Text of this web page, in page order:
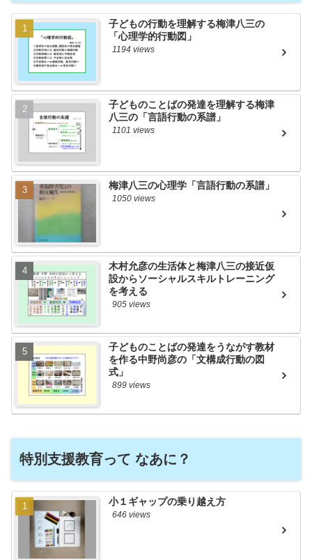
子どもの行動を理解する梅津八三の
「心理学的行動図」
1194 views
子どものことばの発達を理解する梅津
八三の「言語行動の系譜」
1101 views
梅津八三の心理学「言語行動の系譜」
1050 views
木村允彦の生活体と梅津八三の接近仮
設からソーシャルスキルトレーニング
を考える
905 views
子どものことばの発達をうながす教材
を作る中野尚彦の「文構成行動の図
式」
899 views
特別支援教育って なあに？
小１ギャップの乗り越え方
646 views